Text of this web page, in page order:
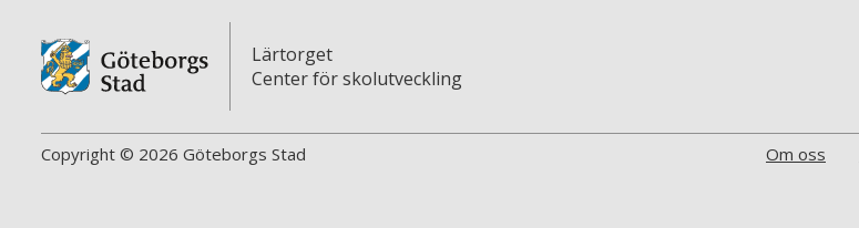
Lärtorget
Center för skolutveckling
Copyright © 2026 Göteborgs Stad Om oss